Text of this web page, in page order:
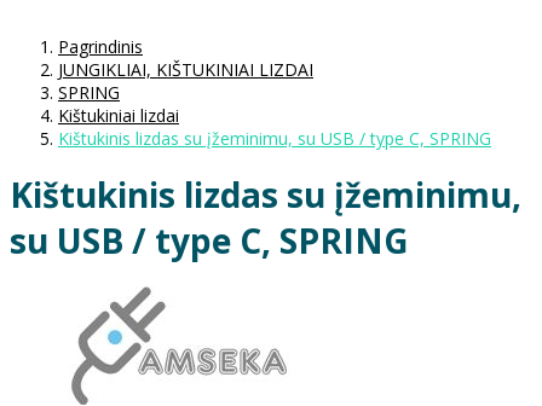
Pagrindinis
JUNGIKLIAI, KIŠTUKINIAI LIZDAI
SPRING
Kištukiniai lizdai
Kištukinis lizdas su įžeminimu, su USB / type C, SPRING
Kištukinis lizdas su įžeminimu,
su USB / type C, SPRING